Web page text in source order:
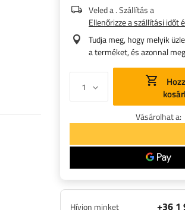
Veled a. Szállítás a
Ellenőrizze a szállítási időt
Tudja meg, hogy melyik
a terméket, és azonnal
Vásárolhat a:
Hívjon minket +36 1